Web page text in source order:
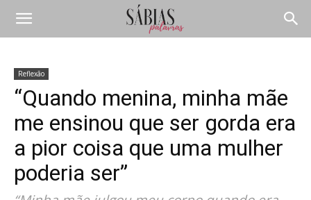
Reflexão
“Quando menina, minha mãe
me ensinou que ser gorda era
a pior coisa que uma mulher
poderia ser”